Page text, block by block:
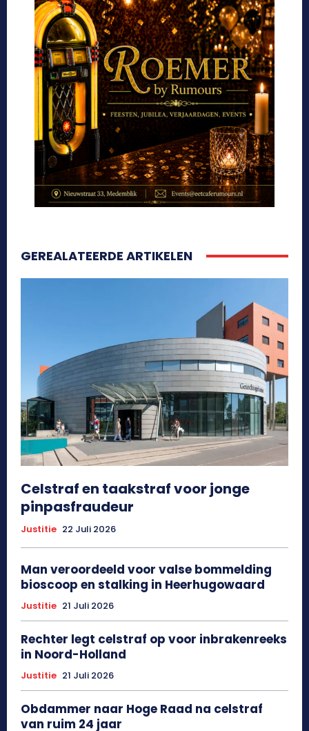
GEREALATEERDE ARTIKELEN
Celstraf en taakstraf voor jonge
pinpasfraudeur
Justitie 22 Juli 2026
Man veroordeeld voor valse bommelding
bioscoop en stalking in Heerhugowaard
Justitie 21 Juli 2026
Rechter legt celstraf op voor inbrakenreeks
in Noord-Holland
Justitie 21 Juli 2026
Obdammer naar Hoge Raad na celstraf
van ruim 24 jaar